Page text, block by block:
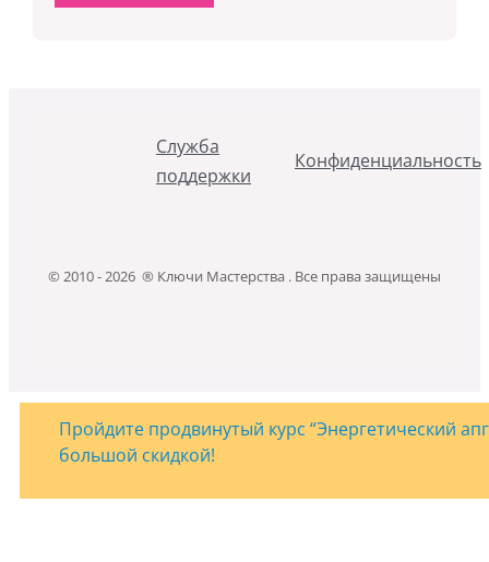
Служба
поддержки
Конфиденциальность
© 2010 - 2026 ® Ключи Мастерства . Все права защищены
Пройдите продвинутый курс “Энергетический
большой скидкой!